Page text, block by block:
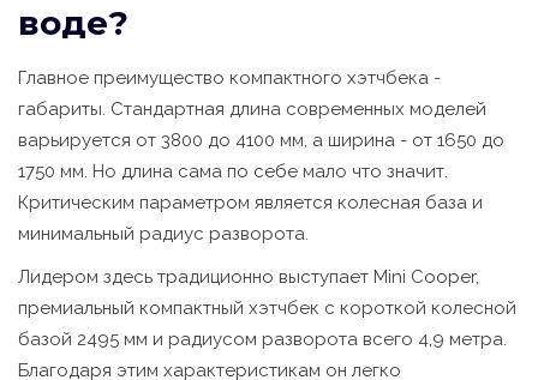
воде?
Главное преимущество компактного хэтчбека -
габариты. Стандартная длина современных моделей
варьируется от 3800 до 4100 мм, а ширина - от 1650 до
1750 мм. Но длина сама по себе мало что значит.
Критическим параметром является колесная база и
минимальный радиус разворота.
Лидером здесь традиционно выступает Mini Cooper,
премиальный компактный хэтчбек с короткой колесной
базой 2495 мм и радиусом разворота всего 4,9 метра.
Благодаря этим характеристикам он легко